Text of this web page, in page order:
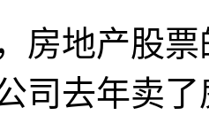
房地产股
司去年卖